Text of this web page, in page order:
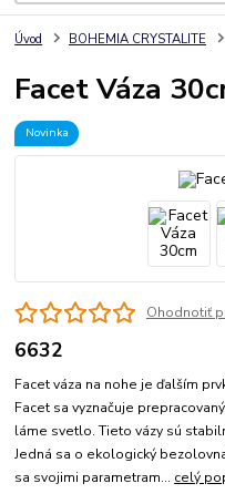
Úvod BOHEMIA CRYSTALITE
Facet Váza
Novinka
Ohodnotiť
6632
Facet váza na nohe je ďalším
Facet sa vyznačuje
láme svetlo. Tieto vázy sú
Jedná sa o ekologický
sa svojimi parametram... celý